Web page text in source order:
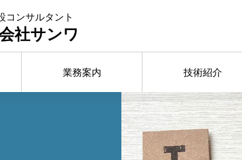
コンサルタント
社サンワ
業務案内 技術紹介